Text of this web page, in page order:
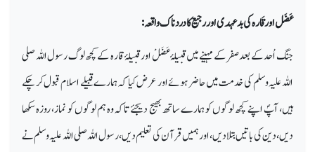
عَضَل اور قَارہ کی بد عہدی اور رجیع کا دردناک واقعہ:
جنگ اُحد کے بعد صفر کے مہینے میں قبیلۂ عَضَلْ اور قبیلۂ قارہ کے کچھ لوگ رسول اللہ صلی
اللہ علیہ وسلم کی خدمت میں حاضر ہوئے اور عرض کیا کہ ہمارے قبیلے اسلام قبول کر چکے
ہیں، آپؐ اپنے کچھ لوگوں کو ہمارے ساتھ بھیج دیجئے تاکہ وہ ہم لوگوں کو نماز، روزہ سکھا
دیں، دین کی باتیں بتلادیں، اور ہمیں قرآن کی تعلیم دیں، رسول اللہ صلی اللہ علیہ وسلم نے